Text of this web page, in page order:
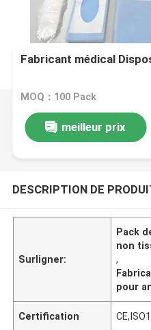
Fabricant médical
MOQ：100 Pack
meilleur prix
DESCRIPTION DE
Surligner:
Pack
non
,
pour
Certification